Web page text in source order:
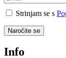
Strinjam se s
Naročite se
Info